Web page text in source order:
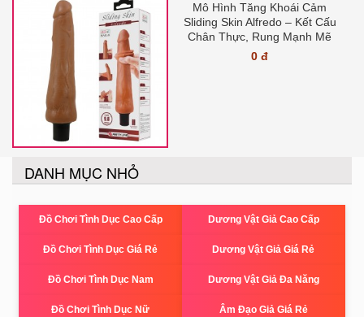
Mô Hình Tăng Khoái Cảm
Sliding Skin Alfredo – Kết Cấu
Chân Thực, Rung Mạnh Mẽ
0 đ
DANH MỤC NHỎ
Đồ Chơi Tình Dục Cao Cấp Dương Vật Giả Cao Cấp
Đồ Chơi Tình Dục Giá Rẻ Dương Vật Giả Giá Rẻ
Đồ Chơi Tình Dục Nam Dương Vật Giả Đa Năng
Đồ Chơi Tình Dục Nữ Âm Đạo Giả Giá Rẻ